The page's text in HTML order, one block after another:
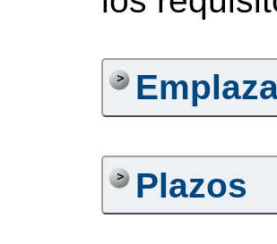
Plazos